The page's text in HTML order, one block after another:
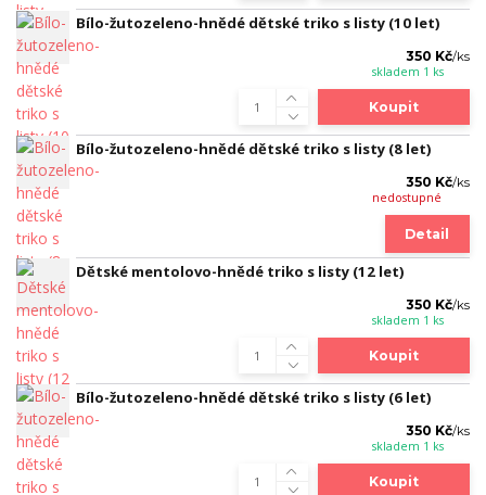
Bílo-žutozeleno-hnědé dětské triko s listy (10 let)
350 Kč/ks
skladem 1 ks
Koupit
Bílo-žutozeleno-hnědé dětské triko s listy (8 let)
350 Kč/ks
nedostupné
Detail
Dětské mentolovo-hnědé triko s listy (12 let)
350 Kč/ks
skladem 1 ks
Koupit
Bílo-žutozeleno-hnědé dětské triko s listy (6 let)
350 Kč/ks
skladem 1 ks
Koupit